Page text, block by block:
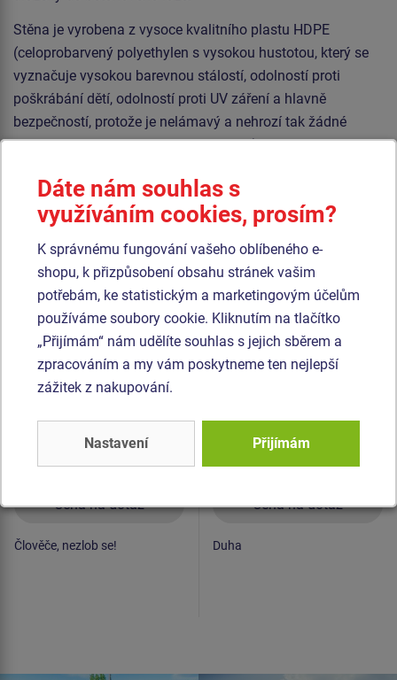
Stěna je vyrobena z vysoce kvalitního plastu HDPE
(celoprobarvený polyethylen s vysokou hustotou, který se
vyznačuje vysokou barevnou stálostí, odolností proti
poškrábání dětí, odolností proti UV záření a hlavně
bezpečností, protože je nelámavý a nehrozí tak žádné
nebezpečí zranění dětí ostrými úlomky). Veškerý spojovací
Podobnézboží
Produkt - EDP-6136K-10
Edukační panel -
Člověče, nezlob se! -
celokovový
Cena na dotaz
Člověče, nezlob se!
Produkt - EDP-6110K-10
Edukační panel - Duha -
celokovový
Cena na dotaz
Duha
Dáte nám souhlas s
využíváním cookies, prosím?
K správnému fungování vašeho oblíbeného e-
shopu, k přizpůsobení obsahu stránek vašim
potřebám, ke statistickým a marketingovým účelům
používáme soubory cookie. Kliknutím na tlačítko
„Přijímám“ nám udělíte souhlas s jejich sběrem a
zpracováním a my vám poskytneme ten nejlepší
zážitek z nakupování.
Nastavení Přijímám